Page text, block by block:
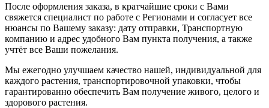
После оформления заказа, в кратчайшие сроки с Вами
свяжется специалист по работе с Регионами и согласует все
нюансы по Вашему заказу: дату отправки, Транспортную
компанию и адрес удобного Вам пункта получения, а также
учтёт все Ваши пожелания.
Мы ежегодно улучшаем качество нашей, индивидуальной для
каждого растения, транспортировочной упаковки, чтобы
гарантированно обеспечить Вам получение живого, целого и
здорового растения.